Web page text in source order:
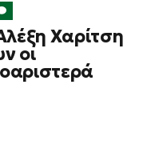
Χαρίτση
οι